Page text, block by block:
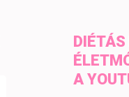
DIÉTÁS
A